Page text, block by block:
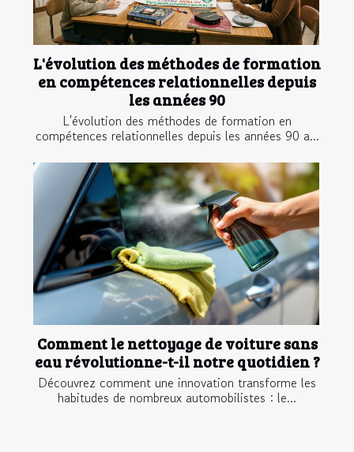
L'évolution des méthodes de formation
en compétences relationnelles depuis
les années 90
L'évolution des méthodes de formation en
compétences relationnelles depuis les années 90 a...
Comment le nettoyage de voiture sans
eau révolutionne-t-il notre quotidien ?
Découvrez comment une innovation transforme les
habitudes de nombreux automobilistes : le...